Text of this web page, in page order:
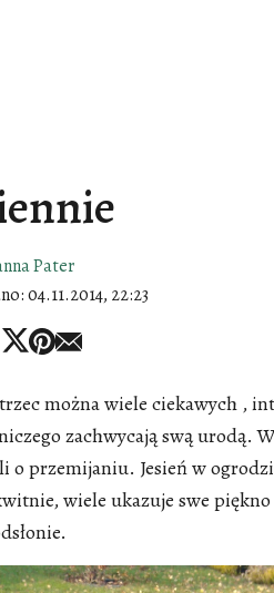
Pater
04.11.2014, 22:23
można wiele ciekawych ,
zachwycają swą urodą.
przemijaniu. Jesień w
wiele ukazuje swe